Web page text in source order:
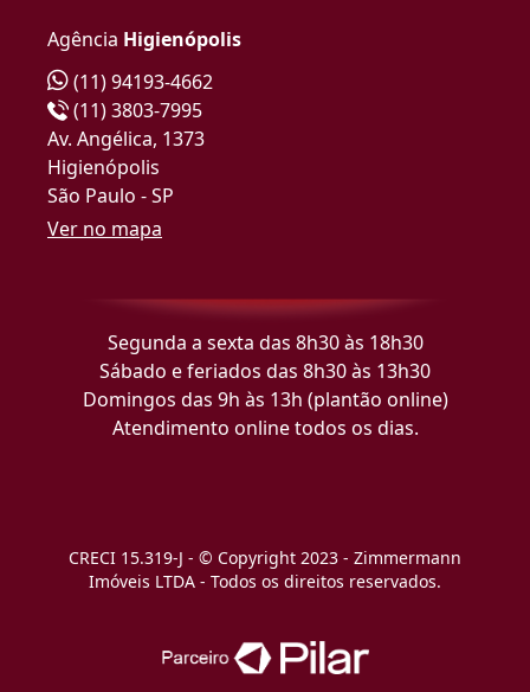
Agência Higienópolis
(11) 94193-4662
(11) 3803-7995
Av. Angélica, 1373
Higienópolis
São Paulo - SP
Ver no mapa
Segunda a sexta das 8h30 às 18h30
Sábado e feriados das 8h30 às 13h30
Domingos das 9h às 13h (plantão online)
Atendimento online todos os dias.
CRECI 15.319-J - © Copyright 2023 - Zimmermann
Imóveis LTDA - Todos os direitos reservados.